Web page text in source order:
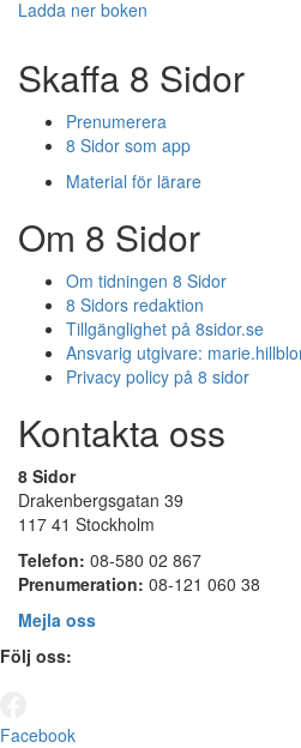
Ladda ner boken
Skaffa 8 Sidor
Prenumerera
8 Sidor som app
Material för lärare
Om 8 Sidor
Om tidningen 8 Sidor
8 Sidors redaktion
Tillgänglighet på 8sidor.se
Ansvarig utgivare:
Privacy policy på 8 sidor
Kontakta oss
8 Sidor
Drakenbergsgatan 39
117 41 Stockholm
Telefon: 08-580 02 867
Prenumeration: 08-121 060 38
Mejla oss
Följ oss:
Facebook